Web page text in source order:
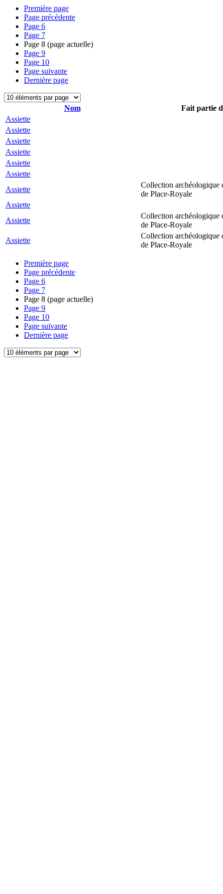
Première page
Page précédente
Page 6
Page 7
Page 8 (page actuelle)
Page 9
Page 10
Page suivante
Dernière page
Nom
Fait partie
Assiette
Assiette
Assiette
Assiette
Assiette
Assiette
Assiette
Collection archéologique
de Place-Royale
Assiette
Assiette
Collection archéologique
de Place-Royale
Assiette
Collection archéologique
de Place-Royale
Première page
Page précédente
Page 6
Page 7
Page 8 (page actuelle)
Page 9
Page 10
Page suivante
Dernière page